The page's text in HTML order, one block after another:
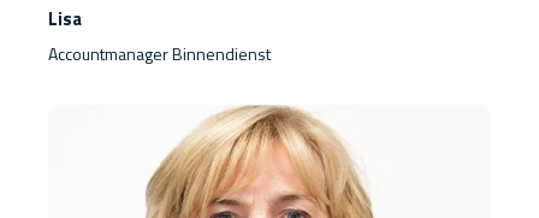
Lisa
Accountmanager Binnendienst